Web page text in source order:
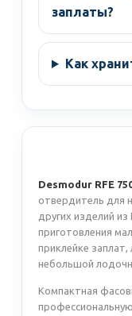
заплаты?
Как
Desmodur RFE
отвердитель для
других изделий
приготовления
приклейке заплат,
небольшой
Компактная